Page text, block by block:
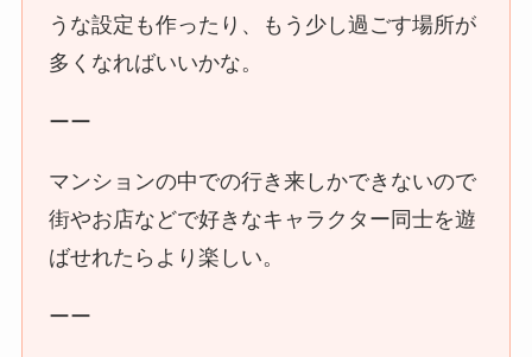
うな設定も作ったり、もう少し過ごす場所が
多くなればいいかな。
ーー
マンションの中での行き来しかできないので
街やお店などで好きなキャラクター同士を遊
ばせれたらより楽しい。
ーー